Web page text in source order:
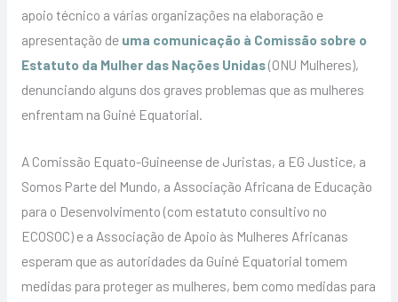
apoio técnico a várias organizações na elaboração e
apresentação de uma comunicação à Comissão sobre o
Estatuto da Mulher das Nações Unidas(ONU Mulheres),
denunciando alguns dos graves problemas que as mulheres
enfrentam na Guiné Equatorial.
A Comissão Equato-Guineense de Juristas, a EG Justice, a
Somos Parte del Mundo, a Associação Africana de Educação
para o Desenvolvimento (com estatuto consultivo no
ECOSOC) e a Associação de Apoio às Mulheres Africanas
esperam que as autoridades da Guiné Equatorial tomem
medidas para proteger as mulheres, bem como medidas para